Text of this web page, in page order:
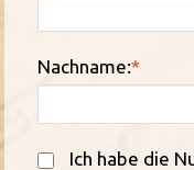
Nachname:*
Ich habe die